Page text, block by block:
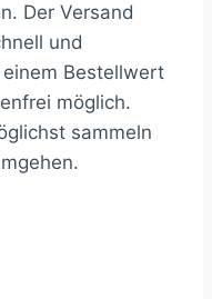
Der Versand
und
Bestellwert
möglich.
sammeln